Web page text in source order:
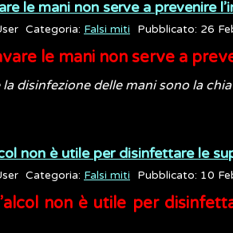
le mani non serve a prevenire
Categoria: Falsi miti Pubblicato: 26
le mani non serve a
disinfezione delle mani sono la
non è utile per disinfettare le
Categoria: Falsi miti Pubblicato: 10
non è utile per